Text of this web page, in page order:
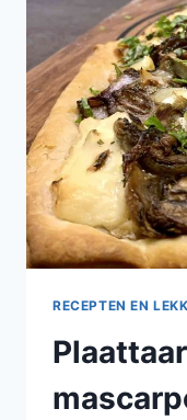
RECEPTEN EN